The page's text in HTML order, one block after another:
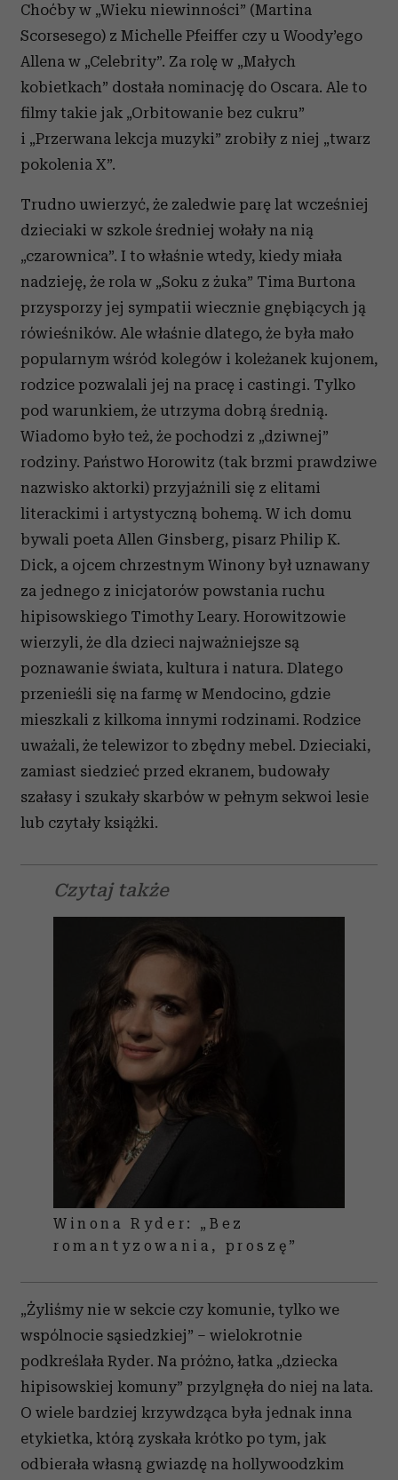
Choćby w „Wieku niewinności” (Martina
Scorsesego) z Michelle Pfeiffer czy u Woody’ego
Allena w „Celebrity”. Za rolę w „Małych
kobietkach” dostała nominację do Oscara. Ale to
filmy takie jak „Orbitowanie bez cukru”
i „Przerwana lekcja muzyki” zrobiły z niej „twarz
pokolenia X”.
Trudno uwierzyć, że zaledwie parę lat wcześniej
dzieciaki w szkole średniej wołały na nią
„czarownica”. I to właśnie wtedy, kiedy miała
nadzieję, że rola w „Soku z żuka” Tima Burtona
przysporzy jej sympatii wiecznie gnębiących ją
rówieśników. Ale właśnie dlatego, że była mało
popularnym wśród kolegów i koleżanek kujonem,
rodzice pozwalali jej na pracę i castingi. Tylko
pod warunkiem, że utrzyma dobrą średnią.
Wiadomo było też, że pochodzi z „dziwnej”
rodziny. Państwo Horowitz (tak brzmi prawdziwe
nazwisko aktorki) przyjaźnili się z elitami
literackimi i artystyczną bohemą. W ich domu
bywali poeta Allen Ginsberg, pisarz Philip K.
Dick, a ojcem chrzestnym Winony był uznawany
za jednego z inicjatorów powstania ruchu
hipisowskiego Timothy Leary. Horowitzowie
wierzyli, że dla dzieci najważniejsze są
poznawanie świata, kultura i natura. Dlatego
przenieśli się na farmę w Mendocino, gdzie
mieszkali z kilkoma innymi rodzinami. Rodzice
uważali, że telewizor to zbędny mebel. Dzieciaki,
zamiast siedzieć przed ekranem, budowały
szałasy i szukały skarbów w pełnym sekwoi lesie
lub czytały książki.
Czytaj także
Winona Ryder: „Bez
romantyzowania, proszę”
„Żyliśmy nie w sekcie czy komunie, tylko we
wspólnocie sąsiedzkiej” – wielokrotnie
podkreślała Ryder. Na próżno, łatka „dziecka
hipisowskiej komuny” przylgnęła do niej na lata.
O wiele bardziej krzywdząca była jednak inna
etykietka, którą zyskała krótko po tym, jak
odbierała własną gwiazdę na hollywoodzkim